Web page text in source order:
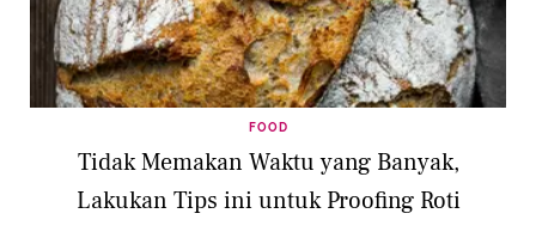
FOOD
Tidak Memakan Waktu yang Banyak,
Lakukan Tips ini untuk Proofing Roti